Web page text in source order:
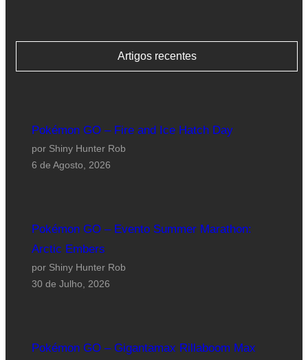
Artigos recentes
Pokémon GO – Fire and Ice Hatch Day
por Shiny Hunter Rob
6 de Agosto, 2026
Pokémon GO – Evento Summer Marathon:
Arctic Embers
por Shiny Hunter Rob
30 de Julho, 2026
Pokémon GO – Gigantamax Rillaboom Max